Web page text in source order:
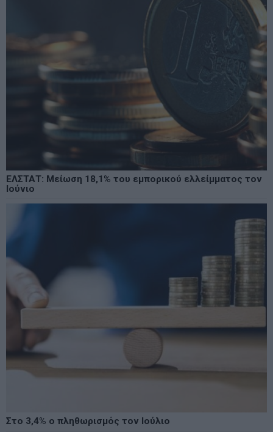
ΕΛΣΤΑΤ: Μείωση 18,1% του εμπορικού ελλείμματος τον
Ιούνιο
Στο 3,4% ο πληθωρισμός τον Ιούλιο